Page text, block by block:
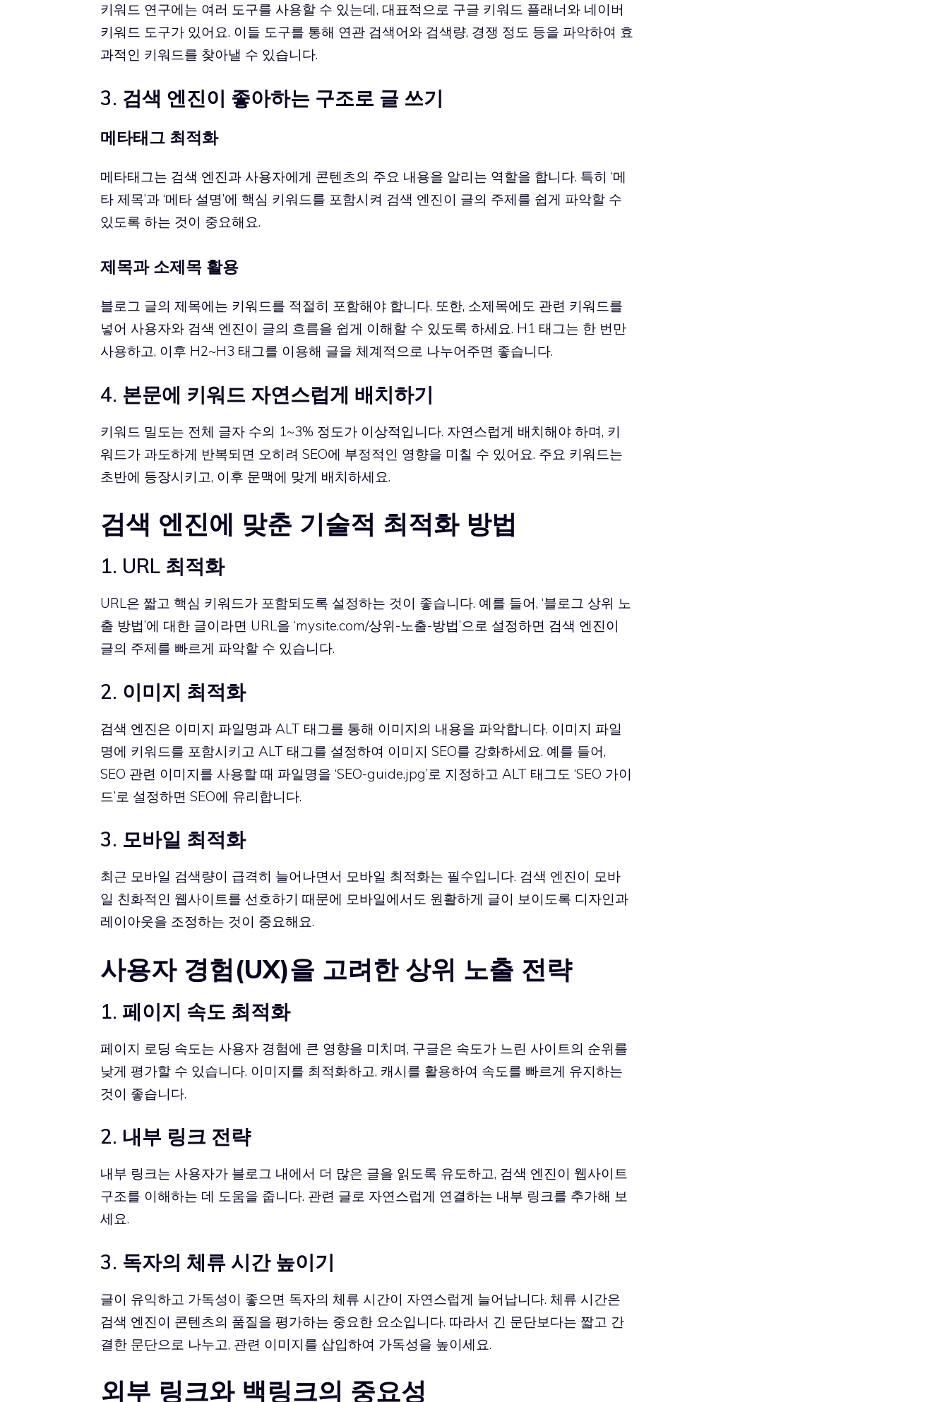
키워드 연구에는 여러 도구를 사용할 수 있는데, 대표적으로 구글 키워드 플래너와 네이버
키워드 도구가 있어요. 이들 도구를 통해 연관 검색어와 검색량, 경쟁 정도 등을 파악하여 효
과적인 키워드를 찾아낼 수 있습니다.
3. 검색 엔진이 좋아하는 구조로 글 쓰기
메타태그 최적화
메타태그는 검색 엔진과 사용자에게 콘텐츠의 주요 내용을 알리는 역할을 합니다. 특히 ‘메
타 제목’과 ‘메타 설명’에 핵심 키워드를 포함시켜 검색 엔진이 글의 주제를 쉽게 파악할 수
있도록 하는 것이 중요해요.
제목과 소제목 활용
블로그 글의 제목에는 키워드를 적절히 포함해야 합니다. 또한, 소제목에도 관련 키워드를
넣어 사용자와 검색 엔진이 글의 흐름을 쉽게 이해할 수 있도록 하세요. H1 태그는 한 번만
사용하고, 이후 H2~H3 태그를 이용해 글을 체계적으로 나누어주면 좋습니다.
4. 본문에 키워드 자연스럽게 배치하기
키워드 밀도는 전체 글자 수의 1~3% 정도가 이상적입니다. 자연스럽게 배치해야 하며, 키
워드가 과도하게 반복되면 오히려 SEO에 부정적인 영향을 미칠 수 있어요. 주요 키워드는
초반에 등장시키고, 이후 문맥에 맞게 배치하세요.
검색 엔진에 맞춘 기술적 최적화 방법
1. URL 최적화
URL은 짧고 핵심 키워드가 포함되도록 설정하는 것이 좋습니다. 예를 들어, ‘블로그 상위 노
출 방법’에 대한 글이라면 URL을 ‘mysite.com/상위-노출-방법’으로 설정하면 검색 엔진이
글의 주제를 빠르게 파악할 수 있습니다.
2. 이미지 최적화
검색 엔진은 이미지 파일명과 ALT 태그를 통해 이미지의 내용을 파악합니다. 이미지 파일
명에 키워드를 포함시키고 ALT 태그를 설정하여 이미지 SEO를 강화하세요. 예를 들어,
SEO 관련 이미지를 사용할 때 파일명을 ‘SEO-guide.jpg’로 지정하고 ALT 태그도 ‘SEO 가이
드’로 설정하면 SEO에 유리합니다.
3. 모바일 최적화
최근 모바일 검색량이 급격히 늘어나면서 모바일 최적화는 필수입니다. 검색 엔진이 모바
일 친화적인 웹사이트를 선호하기 때문에 모바일에서도 원활하게 글이 보이도록 디자인과
레이아웃을 조정하는 것이 중요해요.
사용자 경험(UX)을 고려한 상위 노출 전략
1. 페이지 속도 최적화
페이지 로딩 속도는 사용자 경험에 큰 영향을 미치며, 구글은 속도가 느린 사이트의 순위를
낮게 평가할 수 있습니다. 이미지를 최적화하고, 캐시를 활용하여 속도를 빠르게 유지하는
것이 좋습니다.
2. 내부 링크 전략
내부 링크는 사용자가 블로그 내에서 더 많은 글을 읽도록 유도하고, 검색 엔진이 웹사이트
구조를 이해하는 데 도움을 줍니다. 관련 글로 자연스럽게 연결하는 내부 링크를 추가해 보
세요.
3. 독자의 체류 시간 높이기
글이 유익하고 가독성이 좋으면 독자의 체류 시간이 자연스럽게 늘어납니다. 체류 시간은
검색 엔진이 콘텐츠의 품질을 평가하는 중요한 요소입니다. 따라서 긴 문단보다는 짧고 간
결한 문단으로 나누고, 관련 이미지를 삽입하여 가독성을 높이세요.
외부 링크와 백링크의 중요성